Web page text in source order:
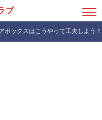
ブ
ボックスはこうやって工夫しよう